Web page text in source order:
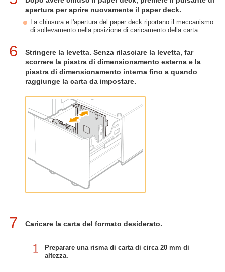
apertura per aprire nuovamente il paper deck.
La chiusura e l'apertura del paper deck riportano il meccanismo
di sollevamento nella posizione di caricamento della carta.
6
Stringere la levetta. Senza rilasciare la levetta, far
scorrere la piastra di dimensionamento esterna e la
piastra di dimensionamento interna fino a quando
raggiunge la carta da impostare.
7 Caricare la carta del formato desiderato.
Preparare una risma di carta di circa 20 mm di
altezza.